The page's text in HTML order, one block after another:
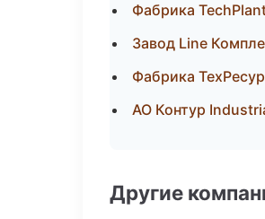
Фабрика
Завод Line
Фабрика
АО Контур
Другие